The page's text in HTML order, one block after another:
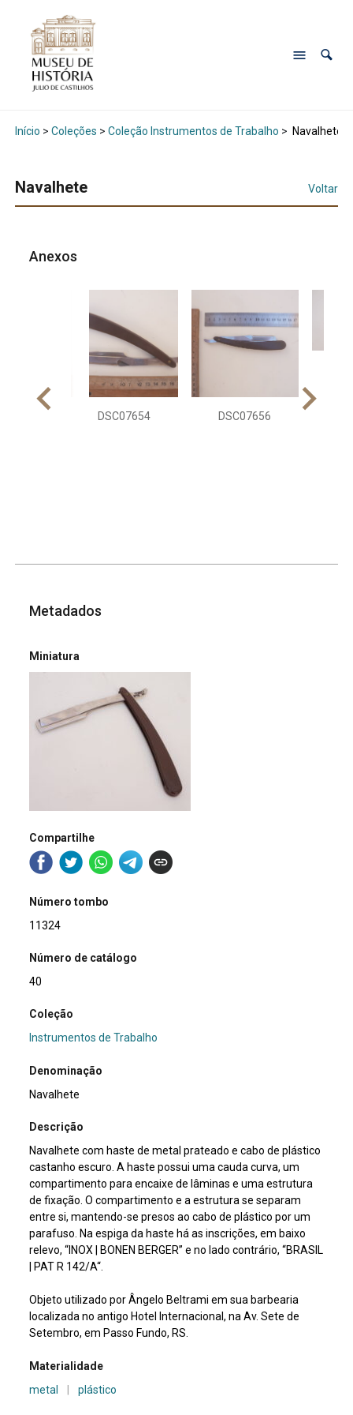
Início > Coleções > Coleção Instrumentos de Trabalho > Navalhete
Navalhete Voltar
Anexos
DSC07654 DSC07656
Metadados
Miniatura
Compartilhe
Número tombo
11324
Número de catálogo
40
Coleção
Instrumentos de Trabalho
Denominação
Navalhete
Descrição
Navalhete com haste de metal prateado e cabo de plástico
castanho escuro. A haste possui uma cauda curva, um
compartimento para encaixe de lâminas e uma estrutura
de fixação. O compartimento e a estrutura se separam
entre si, mantendo-se presos ao cabo de plástico por um
parafuso. Na espiga da haste há as inscrições, em baixo
relevo, “INOX | BONEN BERGER” e no lado contrário, “BRASIL
| PAT R 142/A“.
Objeto utilizado por Ângelo Beltrami em sua barbearia
localizada no antigo Hotel Internacional, na Av. Sete de
Setembro, em Passo Fundo, RS.
Materialidade
metal
plástico